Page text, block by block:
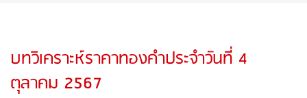
บทวิเคราะห์ราคาทองคำประจำวันที่ 4
ตุลาคม 2567